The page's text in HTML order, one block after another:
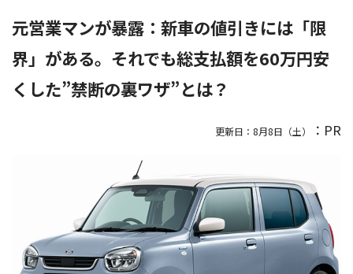
元営業マンが暴露：新車の値引きには「限
界」がある。それでも総支払額を60万円安
くした”禁断の裏ワザ”とは？
更新日： 8月8日（土） ：PR